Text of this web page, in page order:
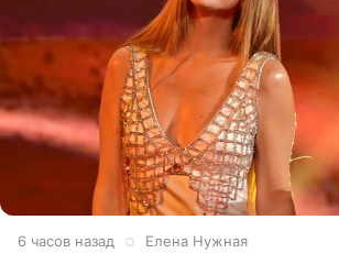
6 часов назад Елена Нужная